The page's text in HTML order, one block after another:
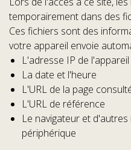
temporairement dans des
Ces fichiers sont des
votre appareil envoie
L'adresse IP de
La date et l'heure
L'URL de la page
L'URL de référence
Le navigateur et
périphérique